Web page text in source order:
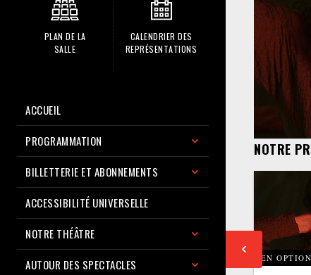
PLAN DE LA
SALLE
CALENDRIER DES
REPRÉSENTATIONS
ACCUEIL
PROGRAMMATION
BILLETTERIE ET ABONNEMENTS
ACCESSIBILITÉ UNIVERSELLE
NOTRE THÉÂTRE
AUTOUR DES SPECTACLES
NOTRE
EN